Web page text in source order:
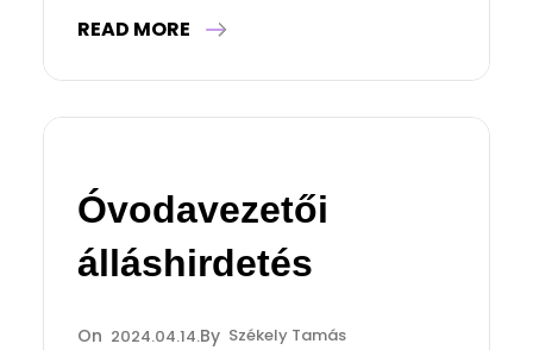
READ MORE
Óvodavezetői
álláshirdetés
2024.04.14. Székely Tamás